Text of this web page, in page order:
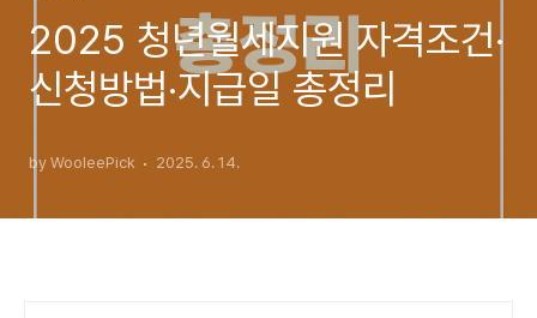
2025 청년월세지원 자격조건·
신청방법·지급일 총정리
by WooleePick 2025. 6. 14.